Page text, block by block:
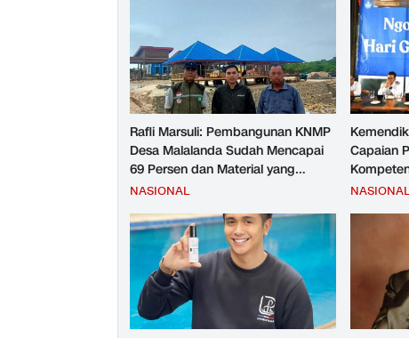
Rafli Marsuli: Pembangunan KNMP
Desa Malalanda Sudah Mencapai
69 Persen dan Material yang
Digunakan Sudah Sesuai Hasil Uji
NASIONAL
Capaian
NASIONAL